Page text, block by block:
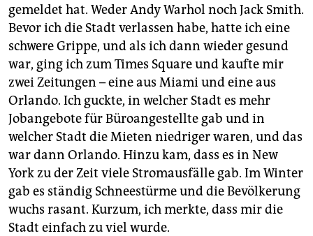
gemeldet hat. Weder Andy Warhol noch Jack Smith.
Bevor ich die Stadt verlassen habe, hatte ich eine
schwere Grippe, und als ich dann wieder gesund
war, ging ich zum Times Square und kaufte mir
zwei Zeitungen – eine aus Miami und eine aus
Orlando. Ich guckte, in welcher Stadt es mehr
Jobangebote für Büroangestellte gab und in
welcher Stadt die Mieten niedriger waren, und das
war dann Orlando. Hinzu kam, dass es in New
York zu der Zeit viele Stromausfälle gab. Im Winter
gab es ständig Schneestürme und die Bevölkerung
wuchs rasant. Kurzum, ich merkte, dass mir die
Stadt einfach zu viel wurde.